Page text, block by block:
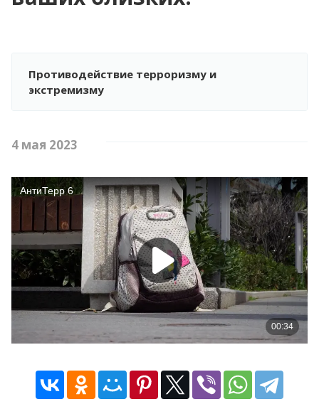
Противодействие терроризму и
экстремизму
4 мая 2023
ИНФОРМАЦИЯ О РАССЧИТЫВАЕМОЙ
ЗАРАБОТНОЙ ПЛАТЕ РУКОВОДИТЕЛЕЙ, ИХ
ОБРАТНАЯ СВЯЗЬ ДЛЯ СООБЩЕНИЙ О
КОМИССИЯ ПО СОБЛЮДЕНИЮ ТРЕБОВАНИЙ
К СЛУЖЕБНОМУ ПОВЕДЕНИЮ И
УРЕГУЛИРОВАНИЮ КОНФЛИКТА ИНТЕРЕСОВ
(АТТЕСТАЦИОННАЯ КОМИССИЯ)
ИНФОРМАЦИЯ ДЛЯ ПУБЛИЧНОГО
ОБСУЖДЕНИЯ
НАЦИОНАЛЬНЫЕ ПРОЕКТЫ
НАЦИОНАЛЬНЫЙ ПРОЕКТ
"ПРОДОЛЖИТЕЛЬНАЯ И АКТИВНАЯ ЖИЗНЬ"